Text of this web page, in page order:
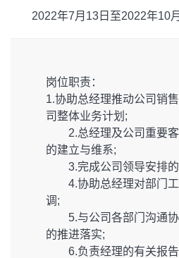
2022年7月13日至2022年10
岗位职责：
1.协助总经理推动公司销
司整体业务计划;
2.总经理及公司重要客
的建立与维系;
3.完成公司领导安排的
4.协助总经理对部门工
调;
5.与公司各部门沟通协
的推进落实;
6.负责经理的有关报告